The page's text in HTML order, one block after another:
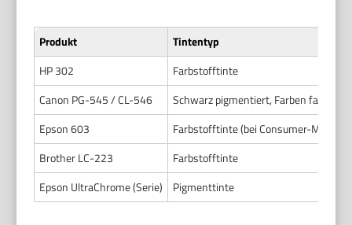
Produkt
Tintentyp
HP 302
Farbstofftinte
Canon PG-545 / CL-546
Schwarz pigmentiert, Farben
Epson 603
Farbstofftinte (bei Consumer-
Brother LC-223
Farbstofftinte
Epson UltraChrome (Serie)
Pigmenttinte